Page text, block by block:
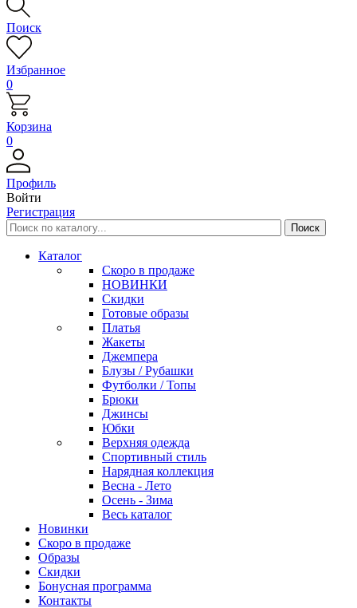
Поиск
Избранное
0
Корзина
0
Профиль
Войти
Регистрация
Каталог
Скоро в продаже
НОВИНКИ
Скидки
Готовые образы
Платья
Жакеты
Джемпера
Блузы / Рубашки
Футболки / Топы
Брюки
Джинсы
Юбки
Верхняя одежда
Спортивный стиль
Нарядная коллекция
Весна - Лето
Осень - Зима
Весь каталог
Новинки
Скоро в продаже
Образы
Скидки
Бонусная программа
Контакты